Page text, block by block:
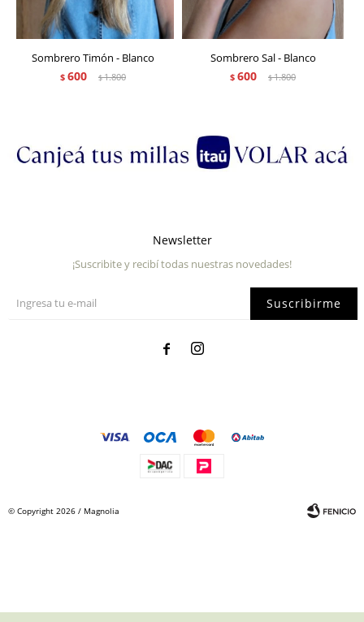
Sombrero Timón - Blanco
$ 600 $1.800
Sombrero Sal - Blanco
$ 600 $1.800
Newsletter
¡Suscribite y recibí todas nuestras novedades!
Suscribirme
 
© Copyright 2026 / Magnolia